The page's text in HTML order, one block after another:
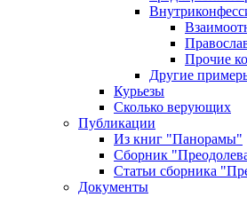
Прочие
Другие
Курьезы
Сколько верующих
Публикации
Из книг "Панорамы"
Сборник
Статьи сборника
Документы